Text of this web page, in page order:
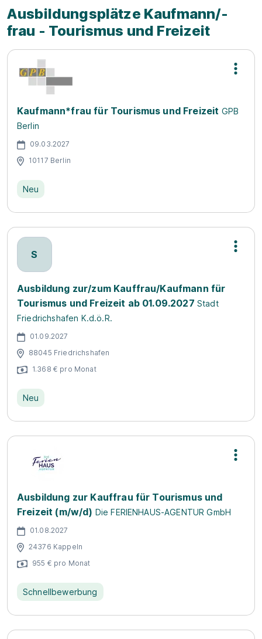
Ausbildungsplätze Kaufmann/-
frau - Tourismus und Freizeit
Kaufmann*frau für Tourismus und Freizeit GPB
Berlin
09.03.2027
10117 Berlin
Neu
S
Ausbildung zur/zum Kauffrau/Kaufmann für
Tourismus und Freizeit ab 01.09.2027 Stadt
Friedrichshafen K.d.ö.R.
01.09.2027
88045 Friedrichshafen
1.368 € pro Monat
Neu
Ausbildung zur Kauffrau für Tourismus und
Freizeit (m/w/d) Die FERIENHAUS-AGENTUR GmbH
01.08.2027
24376 Kappeln
955 € pro Monat
Schnellbewerbung